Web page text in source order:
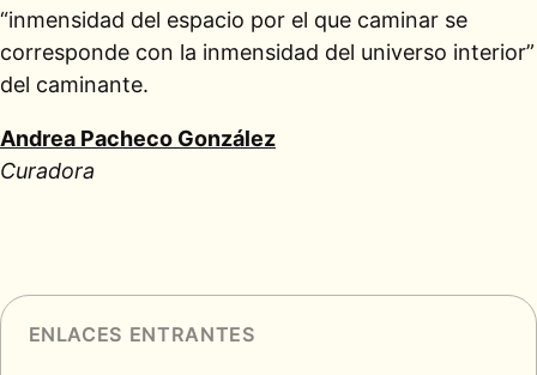
“inmensidad del espacio por el que caminar se
corresponde con la inmensidad del universo interior”
del caminante.
Andrea Pacheco González
Curadora
ENLACES ENTRANTES